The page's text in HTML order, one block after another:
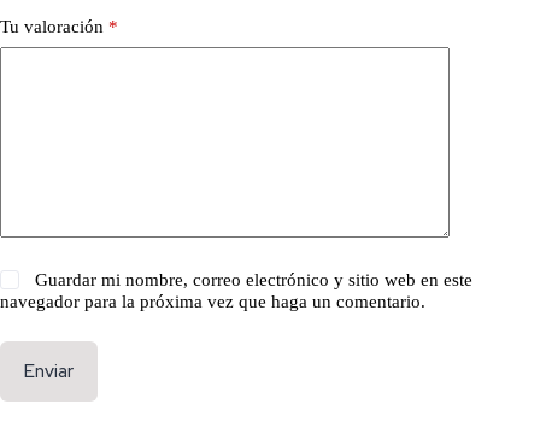
Tu valoración *
Guardar mi nombre, correo electrónico y sitio web en este
navegador para la próxima vez que haga un comentario.
Enviar